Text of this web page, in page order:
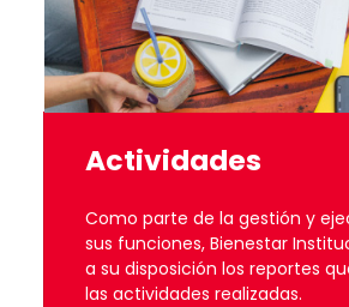
Actividades
Como parte de la gestión y
sus funciones, Bienestar
a su disposición los reportes
las actividades realizadas.